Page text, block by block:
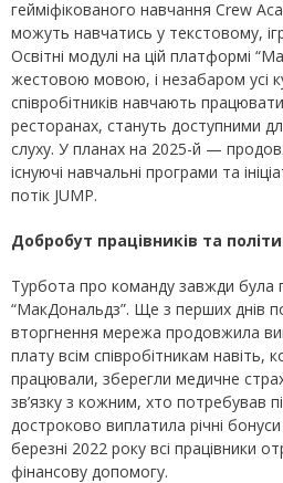
гейміфікованого навчання Crew
можуть навчатись у текстовому,
Освітні модулі на цій платформі
жестовою мовою, і незабаром усі
співробітників навчають
ресторанах, стануть доступними
слуху. У планах на 2025-й —
існуючі навчальні програми та
потік JUMP.
Добробут працівників та
Турбота про команду завжди була
“МакДональдз”. Ще з перших днів
вторгнення мережа продовжила
плату всім співробітникам навіть,
працювали, зберегли медичне
зв’язку з кожним, хто потребував
достроково виплатила річні
березні 2022 року всі працівники
фінансову допомогу.